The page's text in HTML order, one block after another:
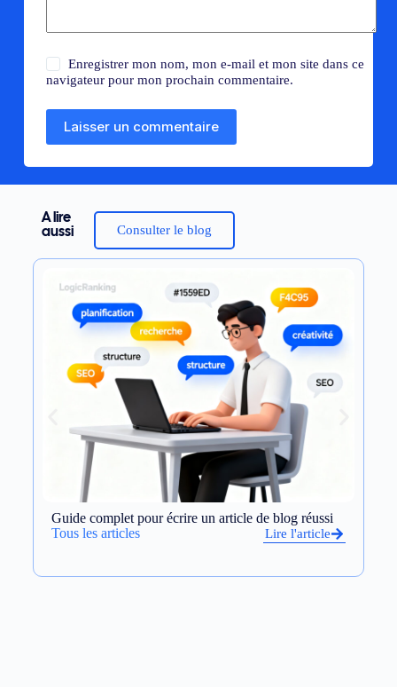
Enregistrer mon nom, mon e-mail et mon site dans ce
navigateur pour mon prochain commentaire.
Laisser un commentaire
A lire
aussi
Consulter le blog
Guide complet pour écrire un article de blog réussi
Tous les articles
Lire l'article